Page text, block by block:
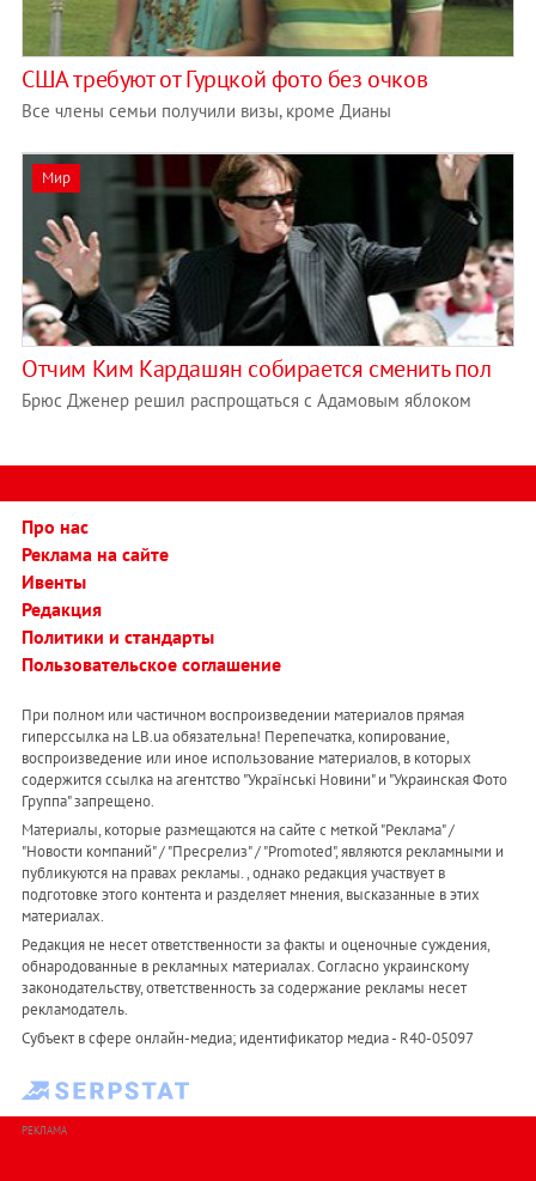
США требуют от Гурцкой фото без очков
Все члены семьи получили визы, кроме Дианы
Мир
Отчим Ким Кардашян собирается сменить пол
Брюс Дженер решил распрощаться с Адамовым яблоком
Про нас
Реклама на сайте
Ивенты
Редакция
Политики и стандарты
Пользовательское соглашение
При полном или частичном воспроизведении материалов прямая
гиперссылка на LB.ua обязательна! Перепечатка, копирование,
воспроизведение или иное использование материалов, в которых
содержится ссылка на агентство "Українськi Новини" и "Украинская Фото
Группа" запрещено.
Материалы, которые размещаются на сайте с меткой "Реклама" /
"Новости компаний" / "Пресрелиз" / "Promoted", являются рекламными и
публикуются на правах рекламы. , однако редакция участвует в
подготовке этого контента и разделяет мнения, высказанные в этих
материалах.
Редакция не несет ответственности за факты и оценочные суждения,
обнародованные в рекламных материалах. Согласно украинскому
законодательству, ответственность за содержание рекламы несет
рекламодатель.
Субъект в сфере онлайн-медиа; идентификатор медиа - R40-05097
РЕКЛАМА